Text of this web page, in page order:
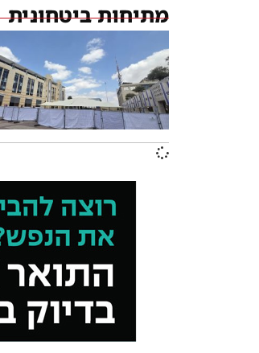
מתיחות ביטחונית